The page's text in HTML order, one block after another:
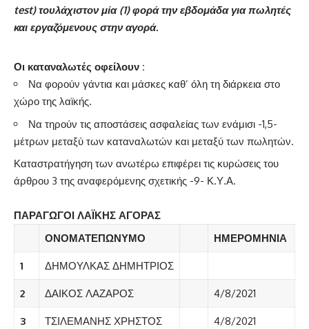
test) τουλάχιστον μία (1) φορά την εβδομάδα για πωλητές
και εργαζόμενους στην αγορά.
Οι καταναλωτές οφείλουν :
Να φορούν γάντια και μάσκες καθ’ όλη τη διάρκεια στο
χώρο της λαϊκής.
Να τηρούν τις αποστάσεις ασφαλείας των ενάμισι -1,5-
μέτρων μεταξύ των καταναλωτών και μεταξύ των πωλητών.
Καταστρατήγηση των ανωτέρω επιφέρει τις κυρώσεις του
άρθρου 3 της αναφερόμενης σχετικής -9- Κ.Υ.Α.
ΠΑΡΑΓΩΓΟΙ ΛΑΪΚΗΣ ΑΓΟΡΑΣ
ΟΝΟΜΑΤΕΠΩΝΥΜΟ
ΗΜΕΡΟΜΗΝΙΑ
1 ΔΗΜΟΥΛΚΑΣ ΔΗΜΗΤΡΙΟΣ
2 ΔΑΙΚΟΣ ΛΑΖΑΡΟΣ 4/8/2021
3 ΤΣΙΛΕΜΑΝΗΣ ΧΡΗΣΤΟΣ 4/8/2021